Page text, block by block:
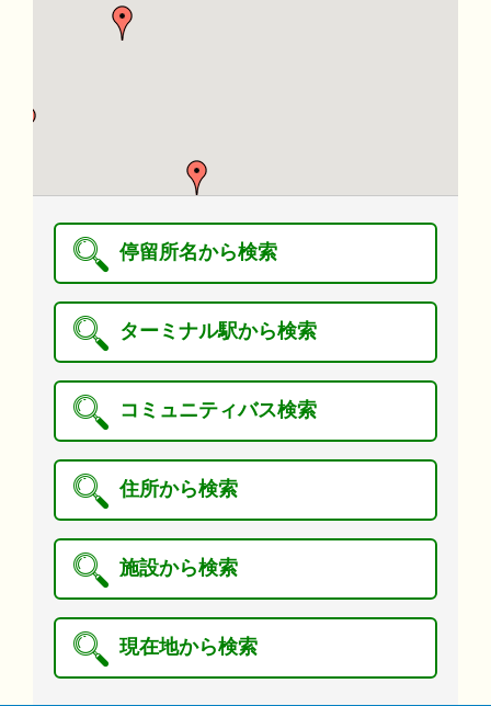
停留所名から検索
ターミナル駅から検索
コミュニティバス検索
住所から検索
施設から検索
現在地から検索